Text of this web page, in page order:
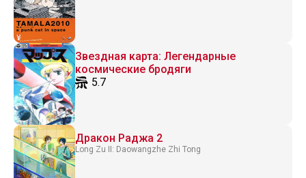
Звездная карта: Легендарные
космические бродяги
5.7
Дракон Раджа 2
Long Zu II: Daowangzhe Zhi Tong